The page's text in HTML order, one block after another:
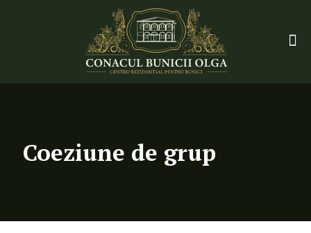
Coeziune de grup